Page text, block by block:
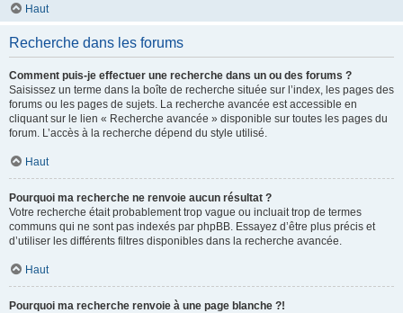
Haut
Recherche dans les forums
Comment puis-je effectuer une recherche dans un ou des forums ?
Saisissez un terme dans la boîte de recherche située sur l’index, les pages des
forums ou les pages de sujets. La recherche avancée est accessible en
cliquant sur le lien « Recherche avancée » disponible sur toutes les pages du
forum. L’accès à la recherche dépend du style utilisé.
Haut
Pourquoi ma recherche ne renvoie aucun résultat ?
Votre recherche était probablement trop vague ou incluait trop de termes
communs qui ne sont pas indexés par phpBB. Essayez d’être plus précis et
d’utiliser les différents filtres disponibles dans la recherche avancée.
Haut
Pourquoi ma recherche renvoie à une page blanche ?!